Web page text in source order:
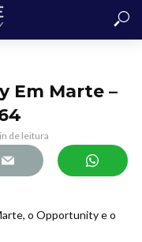
Em Marte –
de leitura
o Opportunity e o